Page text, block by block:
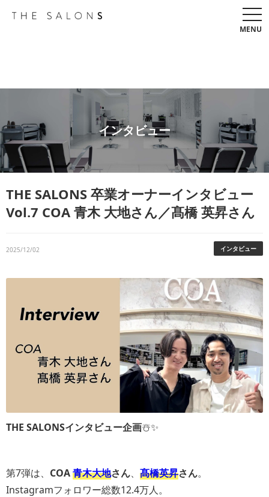
MENU
インタビュー
THE SALONS 卒業オーナーインタビュー
Vol.7 COA 青木 大地さん／髙橋 英昇さん
2025/12/02 インタビュー
THE SALONSインタビュー企画☃️✨️
第7弾は、 COA青木大地さん、 髙橋英昇さん。
Instagramフォロワー総数12.4万人。